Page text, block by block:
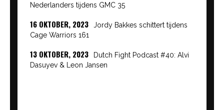
Nederlanders tijdens GMC 35
16 OKTOBER, 2023
Jordy Bakkes schittert tijdens
Cage Warriors 161
13 OKTOBER, 2023
Dutch Fight Podcast #40: Alvi
Dasuyev & Leon Jansen